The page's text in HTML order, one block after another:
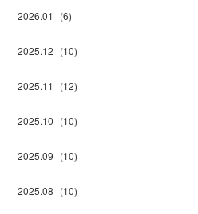
2026.01 (6)
2025.12 (10)
2025.11 (12)
2025.10 (10)
2025.09 (10)
2025.08 (10)